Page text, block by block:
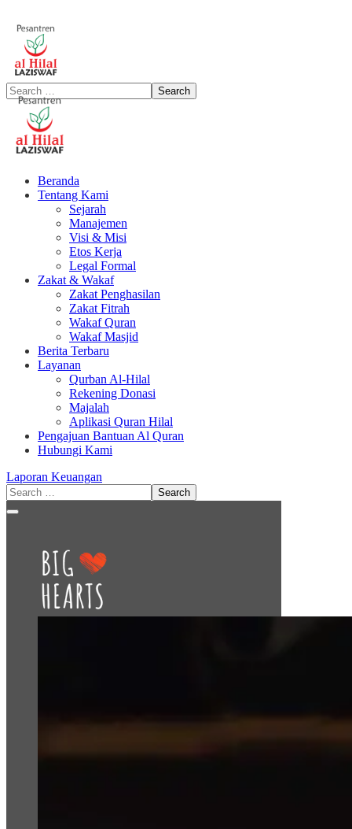
Beranda
Tentang Kami
Sejarah
Manajemen
Visi & Misi
Etos Kerja
Legal Formal
Zakat & Wakaf
Zakat Penghasilan
Zakat Fitrah
Wakaf Quran
Wakaf Masjid
Berita Terbaru
Layanan
Qurban Al-Hilal
Rekening Donasi
Majalah
Aplikasi Quran Hilal
Pengajuan Bantuan Al Quran
Hubungi Kami
Laporan Keuangan